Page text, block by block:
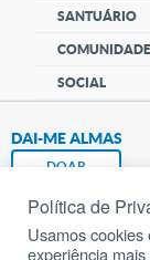
SANTUÁRIO
COMUNIDADE
SOCIAL
DAI-ME ALMAS
DOAR
Política de
Usamos
experiência